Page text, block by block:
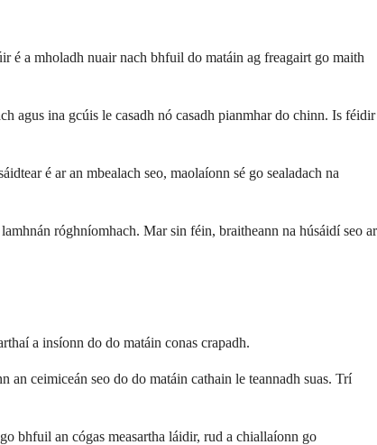
a mholadh nuair nach bhfuil do matáin ag freagairt go maith
agus ina gcúis le casadh nó casadh pianmhar do chinn. Is féidir
é ar an mbealach seo, maolaíonn sé go sealadach na
róghníomhach. Mar sin féin, braitheann na húsáidí seo ar
a insíonn do do matáin conas crapadh.
an ceimiceán seo do do matáin cathain le teannadh suas. Trí
bhfuil an cógas measartha láidir, rud a chiallaíonn go